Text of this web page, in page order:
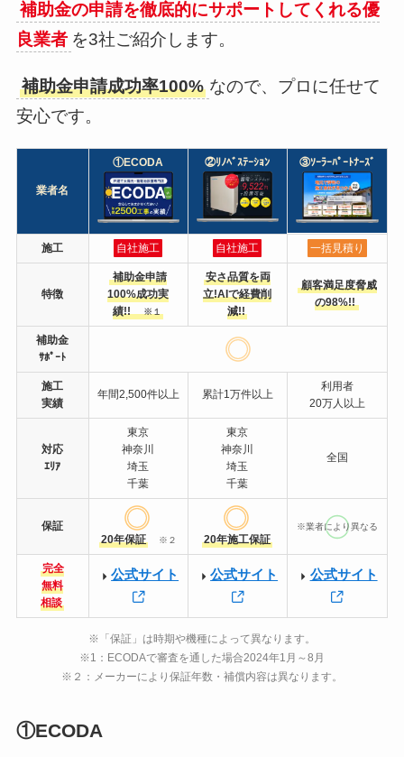
補助金の申請を徹底的にサポートしてくれる優
良業者 を3社ご紹介します。
補助金申請成功率100% なので、プロに任せて
安心です。
業者名
①ECODA ②ﾘﾉﾍﾞｽﾃｰｼｮﾝ ③ｿｰﾗｰﾊﾟｰﾄﾅｰｽﾞ
施工 自社施工 自社施工 一括見積り
特徴
補助金申請
100%成功実
績!!
※１
安さ品質を両
立!AIで経費削
減!!
顧客満足度脅威
の98%!!
補助金
ｻﾎﾟｰﾄ
施工
実績
年間2,500件以上 累計1万件以上
利用者
20万人以上
対応
ｴﾘｱ
東京
神奈川
埼玉
千葉
東京
神奈川
埼玉
千葉
全国
保証
20年保証
※２ 20年施工保証
※業者により異なる
完全
無料
相談
公式サイト 公式サイト 公式サイト
※「保証」は時期や機種によって異なります。
※1：ECODAで審査を通した場合2024年1月～8月
※２：メーカーにより保証年数・補償内容は異なります。
①ECODA